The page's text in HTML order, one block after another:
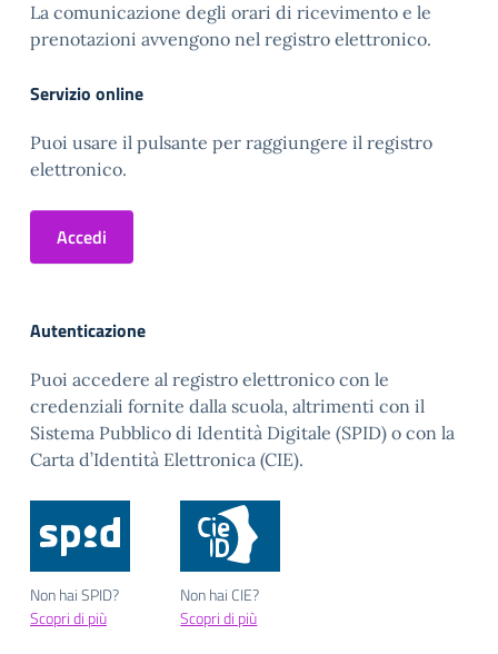
La comunicazione degli orari di ricevimento e le
prenotazioni avvengono nel registro elettronico.
Servizio online
Puoi usare il pulsante per raggiungere il registro
elettronico.
Accedi
Autenticazione
Puoi accedere al registro elettronico con le
credenziali fornite dalla scuola, altrimenti con il
Sistema Pubblico di Identità Digitale (SPID) o con la
Carta d’Identità Elettronica (CIE).
Non hai SPID?
Scopri di più
Non hai CIE?
Scopri di più